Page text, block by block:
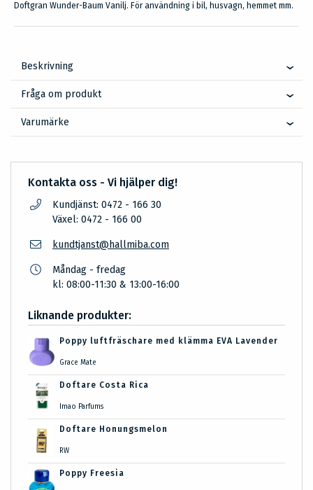
Doftgran Wunder-Baum Vanilj. För användning i bil, husvagn, hemmet mm.
Beskrivning
Fråga om produkt
Varumärke
Kontakta oss - Vi hjälper dig!
Kundjänst: 0472 - 166 30
Växel: 0472 - 166 00
kundtjanst@hallmiba.com
Måndag - fredag
kl: 08:00-11:30 & 13:00-16:00
Liknande produkter:
Poppy luftfräschare med klämma EVA Lavender
Grace Mate
Doftare Costa Rica
Imao Parfums
Doftare Honungsmelon
RW
Poppy Freesia